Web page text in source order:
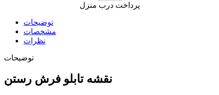
پرداخت درب منزل
توضیحات
مشخصات
نظرات
توضیحات
نقشه تابلو فرش رستن